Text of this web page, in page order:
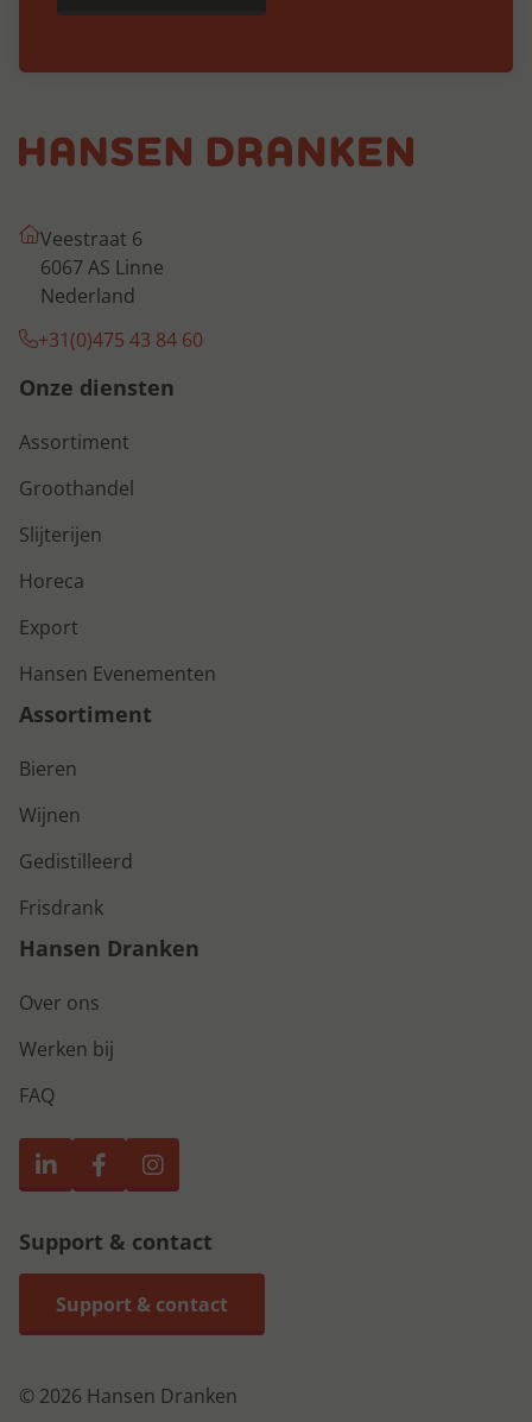
Veestraat 6
6067 AS Linne
Nederland
+31(0)475 43 84 60
Onze diensten
Assortiment
Groothandel
Slijterijen
Horeca
Export
Hansen Evenementen
Assortiment
Bieren
Wijnen
Gedistilleerd
Frisdrank
Hansen Dranken
Over ons
Werken bij
FAQ
Support & contact
Support & contact
© 2026 Hansen Dranken